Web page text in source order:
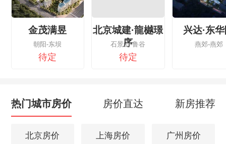
金茂满昱
朝阳-东坝
待定
北京城建·龍樾璟
序
石景山-鲁谷
待定
兴达·东
燕郊-燕郊
热门城市房价 房价直达 新房推荐
北京房价 上海房价 广州房价